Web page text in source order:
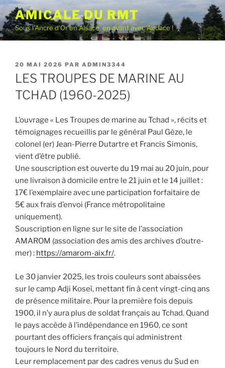
Aller
au
contenu
principal
AMICALE DU RMT
Sous l'Ancre d'Or en Alsace, en avant avec Audace !
PUBLIÉ
LE
20 MAI 2026 PAR ADMIN3344
LES TROUPES DE MARINE AU
TCHAD (1960-2025)
L’ouvrage « Les Troupes de marine au Tchad », récits et
témoignages recueillis par le général Paul Gèze, le
colonel (er) Jean-Pierre Dutartre et Francis Simonis,
vient d’être publié.
Une souscription est ouverte du 19 mai au 20 juin, pour
une livraison à domicile entre le 21 juin et le 14 juillet :
17€ l’exemplaire avec une participation forfaitaire de
5€ aux frais d’envoi (France métropolitaine
uniquement).
Souscription en ligne sur le site de l’association
AMAROM (association des amis des archives d’outre-
mer) : https://amarom-aix.fr/.
Le 30 janvier 2025, les trois couleurs sont abaissées
sur le camp Adji Koseï, mettant fin à cent vingt-cinq ans
de présence militaire. Pour la première fois depuis
1900, il n’y aura plus de soldat français au Tchad. Quand
le pays accède à l’indépendance en 1960, ce sont
pourtant des officiers français qui administrent
toujours le Nord du territoire.
Leur remplacement par des cadres venus du Sud en